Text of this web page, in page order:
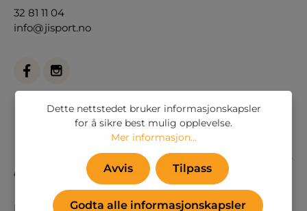
32 81 11 04
info@jisport.no
Eller via vårtkontaktskjema.
Dette nettstedet bruker informasjonskapsler
for å sikre best mulig opplevelse.
Mer informasjon...
Avvis Tilpass
Godta alle informasjonskapsler